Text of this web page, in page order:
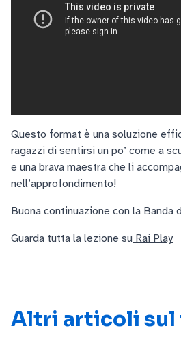
Questo format è una soluzione
ragazzi di sentirsi un po’ come a
e una brava maestra che li
nell’approfondimento!
Buona continuazione con la Banda
Guarda tutta la lezione su Rai Play
Altri articoli sul